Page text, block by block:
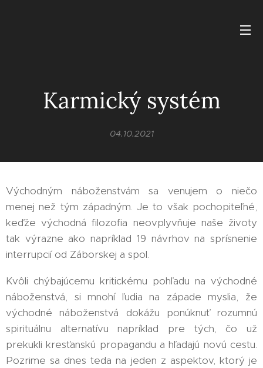
Karmický systém
04.10.2021
Východným náboženstvám sa venujem o niečo
menej než tým západným. Je to však pochopiteľné,
keďže východná filozofia neovplyvňuje naše životy
tak výrazne ako napríklad 19 návrhov na sprísnenie
interrupcií od Záborskej a spol. 🤦‍♀️
Kvôli chýbajúcemu kritickému pohľadu na východné
náboženstvá, si mnohí ľudia na západe myslia, že
východné náboženstvá dokážu ponúknuť rozumnú
spirituálnu alternatívu napríklad pre tých, čo už
prekukli kresťanskú propagandu a hľadajú novú cestu.
Pozrime sa dnes teda na jeden z aspektov, ktorý je